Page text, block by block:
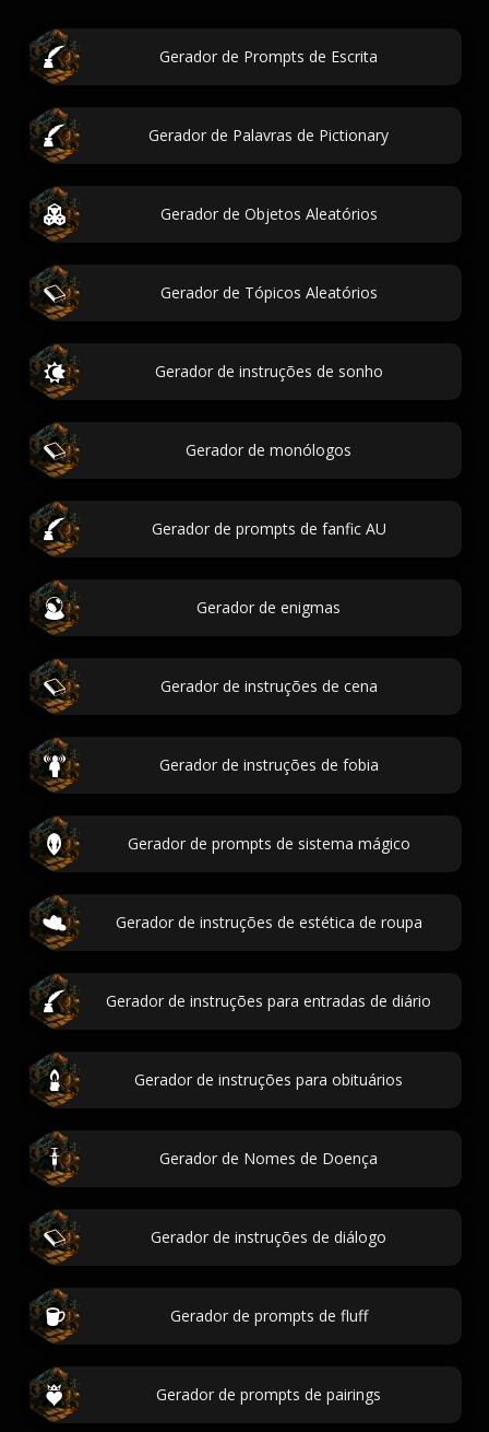
Gerador de Prompts de Escrita
Gerador de Palavras de Pictionary
Gerador de Objetos Aleatórios
Gerador de Tópicos Aleatórios
Gerador de instruções de sonho
Gerador de monólogos
Gerador de prompts de fanfic AU
Gerador de enigmas
Gerador de instruções de cena
Gerador de instruções de fobia
Gerador de prompts de sistema mágico
Gerador de instruções de estética de roupa
Gerador de instruções para entradas de diário
Gerador de instruções para obituários
Gerador de Nomes de Doença
Gerador de instruções de diálogo
Gerador de prompts de fluff
Gerador de prompts de pairings